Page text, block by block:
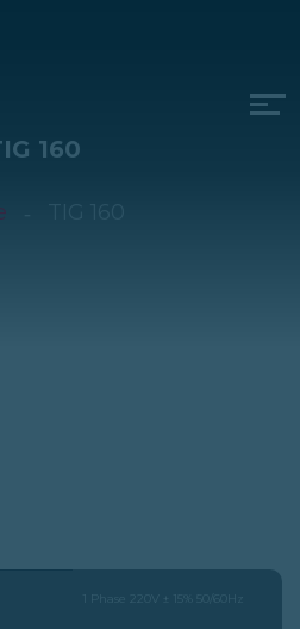
160
1 Phase 220V ± 15% 50/60Hz